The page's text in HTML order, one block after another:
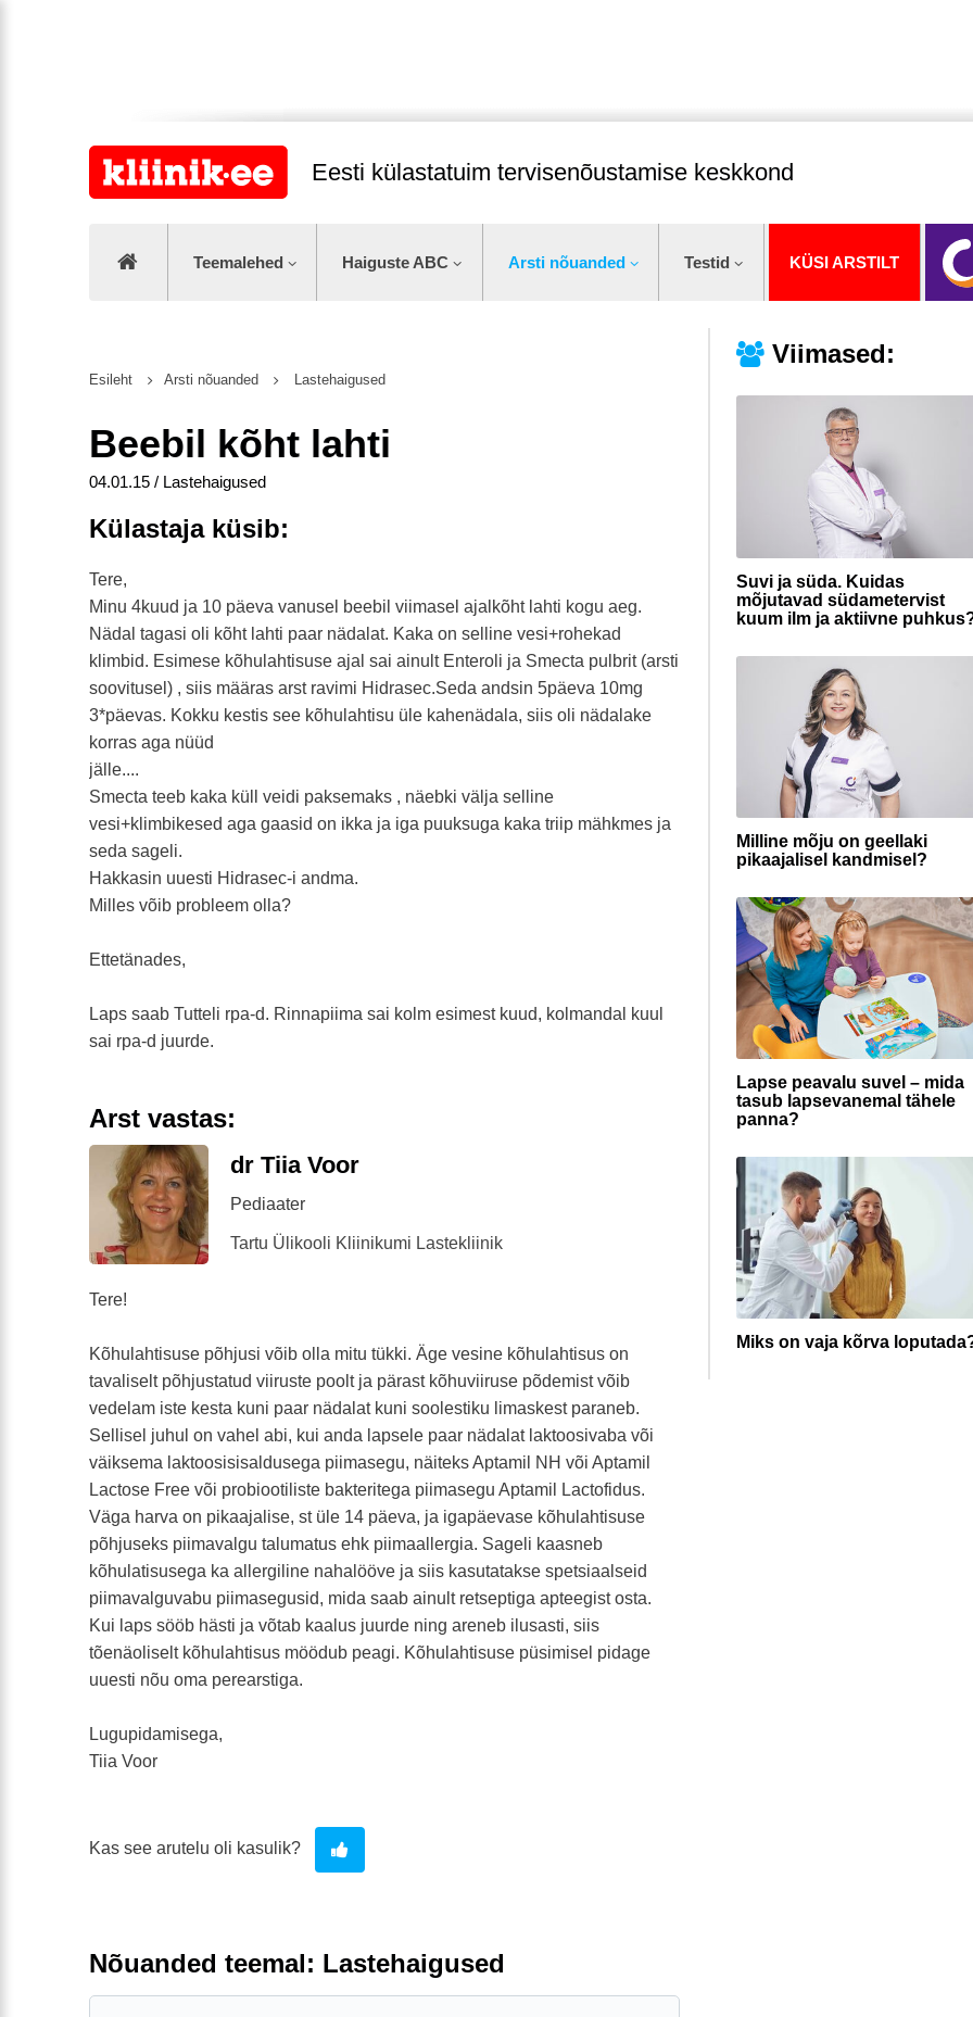
Eesti külastatuim tervisenõustamise keskkond
Teemalehed Haiguste ABC Arsti nõuanded Testid KÜSI ARSTILT
Viimased:
Suvi ja süda. Kuidas
mõjutavad südametervist
kuum ilm ja aktiivne
Milline mõju on geellaki
pikaajalisel kandmisel?
Lapse peavalu suvel – mida
tasub lapsevanemal tähele
panna?
Miks on vaja kõrva
Esileht Arsti nõuanded Lastehaigused
Beebil kõht lahti
04.01.15 / Lastehaigused
Külastaja küsib:
Tere,
Minu 4kuud ja 10 päeva vanusel beebil viimasel ajalkõht lahti kogu aeg.
Nädal tagasi oli kõht lahti paar nädalat. Kaka on selline vesi+rohekad
klimbid. Esimese kõhulahtisuse ajal sai ainult Enteroli ja Smecta pulbrit (arsti
soovitusel) , siis määras arst ravimi Hidrasec.Seda andsin 5päeva 10mg
3*päevas. Kokku kestis see kõhulahtisu üle kahenädala, siis oli nädalake
korras aga nüüd
jälle....
Smecta teeb kaka küll veidi paksemaks , näebki välja selline
vesi+klimbikesed aga gaasid on ikka ja iga puuksuga kaka triip mähkmes ja
seda sageli.
Hakkasin uuesti Hidrasec-i andma.
Milles võib probleem olla?
Ettetänades,
Laps saab Tutteli rpa-d. Rinnapiima sai kolm esimest kuud, kolmandal kuul
sai rpa-d juurde.
Arst vastas:
dr Tiia Voor
Pediaater
Tartu Ülikooli Kliinikumi Lastekliinik
Tere!
Kõhulahtisuse põhjusi võib olla mitu tükki. Äge vesine kõhulahtisus on
tavaliselt põhjustatud viiruste poolt ja pärast kõhuviiruse põdemist võib
vedelam iste kesta kuni paar nädalat kuni soolestiku limaskest paraneb.
Sellisel juhul on vahel abi, kui anda lapsele paar nädalat laktoosivaba või
väiksema laktoosisisaldusega piimasegu, näiteks Aptamil NH või Aptamil
Lactose Free või probiootiliste bakteritega piimasegu Aptamil Lactofidus.
Väga harva on pikaajalise, st üle 14 päeva, ja igapäevase kõhulahtisuse
põhjuseks piimavalgu talumatus ehk piimaallergia. Sageli kaasneb
kõhulatisusega ka allergiline nahalööve ja siis kasutatakse spetsiaalseid
piimavalguvabu piimasegusid, mida saab ainult retseptiga apteegist osta.
Kui laps sööb hästi ja võtab kaalus juurde ning areneb ilusasti, siis
tõenäoliselt kõhulahtisus möödub peagi. Kõhulahtisuse püsimisel pidage
uuesti nõu oma perearstiga.
Lugupidamisega,
Tiia Voor
Kas see arutelu oli kasulik?
Nõuanded teemal: Lastehaigused